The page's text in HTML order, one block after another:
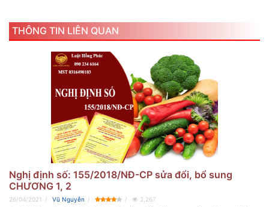
THÔNG TIN LIÊN QUAN
Nghị định số: 155/2018/NĐ-CP sửa đổi, bổ sung
CHƯƠNG 1, 2
26/04/2021 Vũ Nguyễn 2,267